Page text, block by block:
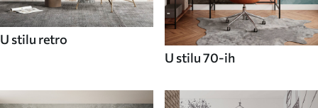
U stilu retro
U stilu 70-ih